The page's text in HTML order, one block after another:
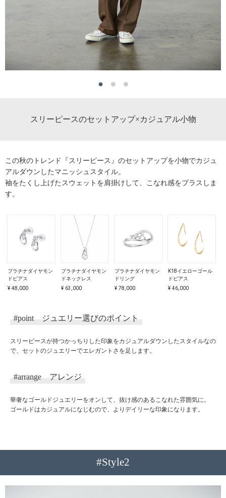
スリーピースのセットアップ×カジュアル小物
この秋のトレンド『スリーピース』のセットアップを小物でカジュ
アルダウンしたマニッシュスタイル。
袖をたくし上げたスウェットを肩掛けして、こなれ感をプラスしま
す。
#point ジュエリー選びのポイント
スリーピースが持つかっちりした印象をカジュアルダウンしたスタイルなの
で、セットのジュエリーでエレガントさを足します。
#arrange アレンジ
華奢なゴールドジュエリーをオンして、抜け感のあるこなれた雰囲気に。
ゴールドはカジュアルになじむので、よりデイリーな印象になります。
プラチナダイヤモン
ドピアス
¥ 48,000
プラチナダイヤモン
ドネックレス
¥ 63,000
プラチナダイヤモン
ドリング
¥ 78,000
K18イエローゴール
ドピアス
¥ 46,000
#Style2